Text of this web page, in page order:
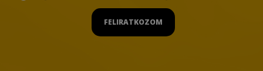
FELIRATKOZOM